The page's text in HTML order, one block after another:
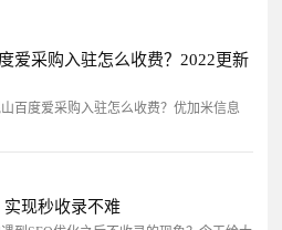
爱采购入驻怎么收费？2022更新
百度爱采购入驻怎么收费？优加米信息
实现秒收录不难